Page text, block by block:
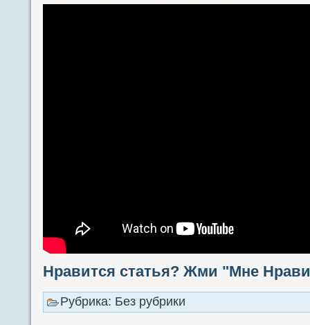
Нравится статья? Жми "Мне
Рубрика: Без рубрики